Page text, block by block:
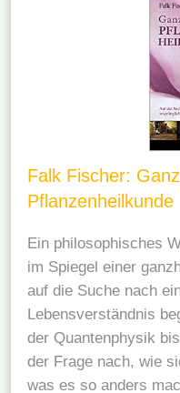
Falk Fischer:
Pflanzenheilkunde
Ein philosophisches
im Spiegel einer
auf die Suche nach
Lebensverständnis
der Quantenphysik
der Frage nach, wie
was es so anders